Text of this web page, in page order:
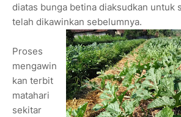
diatas bunga betina diaksudkan untuk
telah dikawinkan sebelumnya.
Proses
mengawin
kan terbit
matahari
sekitar